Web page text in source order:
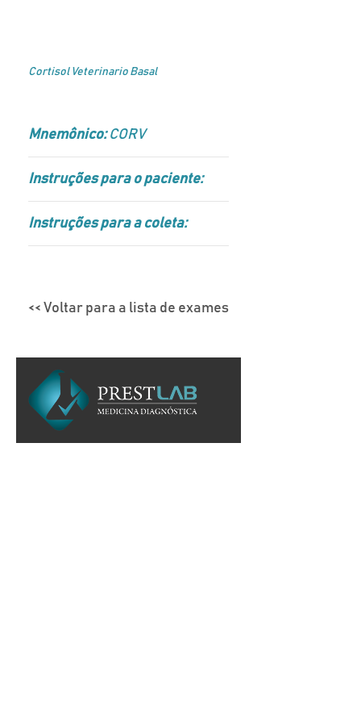
Cortisol Veterinario Basal
Mnemônico:CORV
Instruções para o paciente:
Instruções para a coleta:
<< Voltar para a lista de exames